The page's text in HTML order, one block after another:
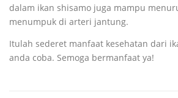
dalam ikan shisamo juga mampu
menumpuk di arteri jantung.
Itulah sederet manfaat kesehatan dari
anda coba. Semoga bermanfaat ya!